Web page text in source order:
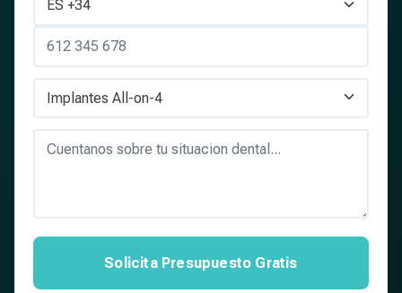
Solicita Presupuesto Gratis